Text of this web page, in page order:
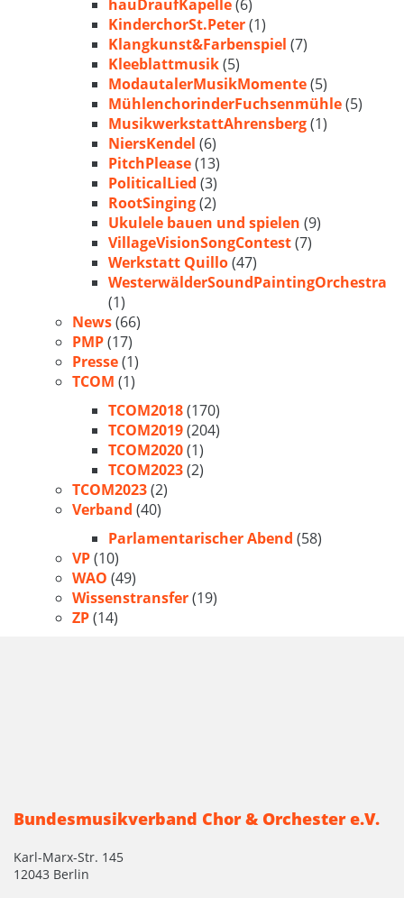
hauDraufKapelle(6)
KinderchorSt.Peter(1)
Klangkunst&Farbenspiel (7)
Kleeblattmusik(5)
ModautalerMusikMomente(5)
MühlenchorinderFuchsenmühle(5)
MusikwerkstattAhrensberg(1)
NiersKendel (6)
PitchPlease(13)
PoliticalLied (3)
RootSinging(2)
Ukulele bauen und spielen (9)
VillageVisionSongContest(7)
Werkstatt Quillo(47)
WesterwälderSoundPaintingOrchestra
(1)
News(66)
PMP(17)
Presse(1)
TCOM (1)
TCOM2018(170)
TCOM2019(204)
TCOM2020(1)
TCOM2023(2)
TCOM2023(2)
Verband (40)
Parlamentarischer Abend (58)
VP(10)
WAO (49)
Wissenstransfer(19)
ZP(14)
Bundesmusikverband Chor & Orchester e.V.
Karl-Marx-Str. 145
12043 Berlin